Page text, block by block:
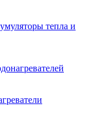
тепла и